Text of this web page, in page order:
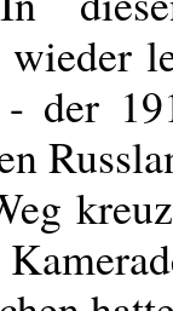
der